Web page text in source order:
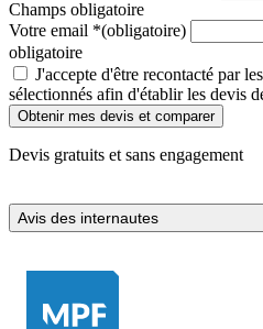
Champs obligatoire
Votre email *(obligatoire)
obligatoire
J'accepte d'être recontacté par
sélectionnés afin d'établir les devis
Devis gratuits et sans engagement
Avis des internautes